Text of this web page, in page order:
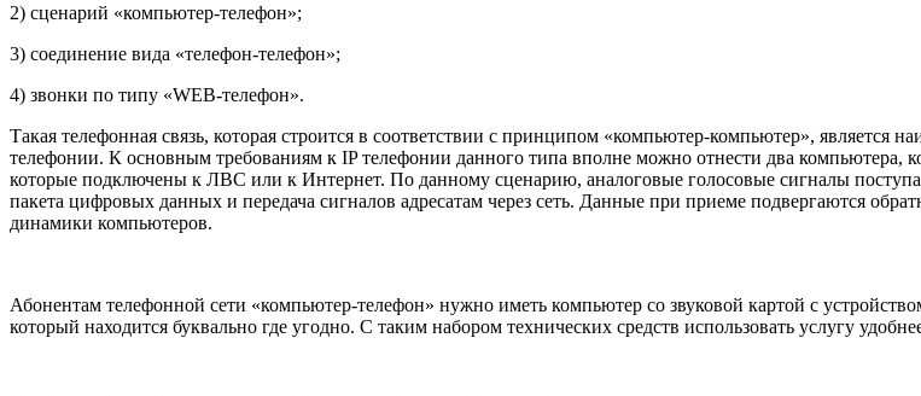
2) сценарий «компьютер-телефон»;
3) соединение вида «телефон-телефон»;
4) звонки по типу «WEB-телефон».
Такая телефонная связь, которая строится в соответствии с принципом «компьютер-компьютер»,
телефонии. К основным требованиям к IP телефонии данного типа вполне можно отнести два
которые подключены к ЛВС или к Интернет. По данному сценарию, аналоговые голосовые сигналы
пакета цифровых данных и передача сигналов адресатам через сеть. Данные при приеме подвергаются
динамики компьютеров.
Абонентам телефонной сети «компьютер-телефон» нужно иметь компьютер со звуковой картой с
который находится буквально где угодно. С таким набором технических средств использовать услугу